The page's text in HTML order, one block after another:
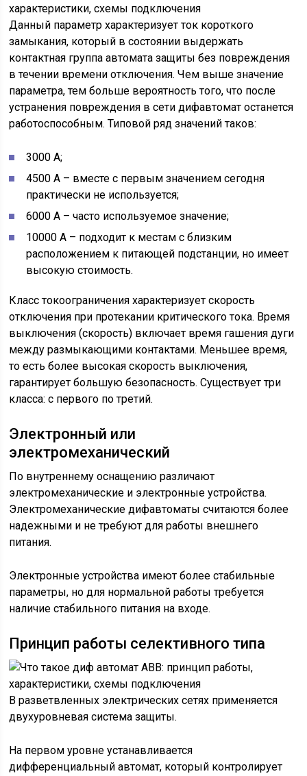
Данный параметр характеризует ток короткого
замыкания, который в состоянии выдержать
контактная группа автомата защиты без повреждения
в течении времени отключения. Чем выше значение
параметра, тем больше вероятность того, что после
устранения повреждения в сети дифавтомат останется
работоспособным. Типовой ряд значений таков:
3000 А;
4500 А – вместе с первым значением сегодня
практически не используется;
6000 А – часто используемое значение;
10000 А – подходит к местам с близким
расположением к питающей подстанции, но имеет
высокую стоимость.
Класс токоограничения характеризует скорость
отключения при протекании критического тока. Время
выключения (скорость) включает время гашения дуги
между размыкающими контактами. Меньшее время,
то есть более высокая скорость выключения,
гарантирует большую безопасность. Существует три
класса: с первого по третий.
Электронный или
электромеханический
По внутреннему оснащению различают
электромеханические и электронные устройства.
Электромеханические дифавтоматы считаются более
надежными и не требуют для работы внешнего
питания.
Электронные устройства имеют более стабильные
параметры, но для нормальной работы требуется
наличие стабильного питания на входе.
Принцип работы селективного типа
В разветвленных электрических сетях применяется
двухуровневая система защиты.
На первом уровне устанавливается
дифференциальный автомат, который контролирует